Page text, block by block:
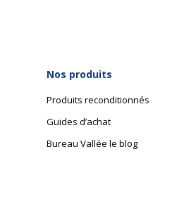
Nos produits
Produits reconditionnés
Guides d’achat
Bureau Vallée le blog